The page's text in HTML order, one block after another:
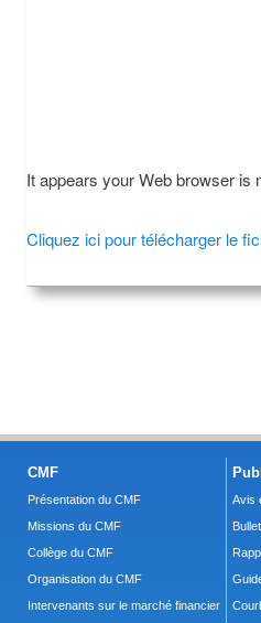
It appears your Web browser
Cliquez ici pour télécharger le
CMF
Présentation du CMF
Missions du CMF
Collège du CMF
Organisation du CMF
Intervenants sur le marché financier
Avis